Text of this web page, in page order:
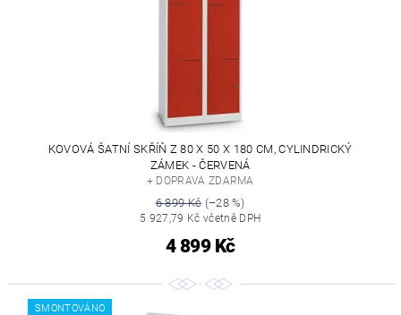
KOVOVÁ ŠATNÍ SKŘÍŇ Z 80 X 50 X 180 CM, CYLINDRICKÝ
ZÁMEK - ČERVENÁ
+ DOPRAVA ZDARMA
6 899 Kč(–28 %)
5 927,79 Kč včetně DPH
4 899 Kč
SMONTOVÁNO